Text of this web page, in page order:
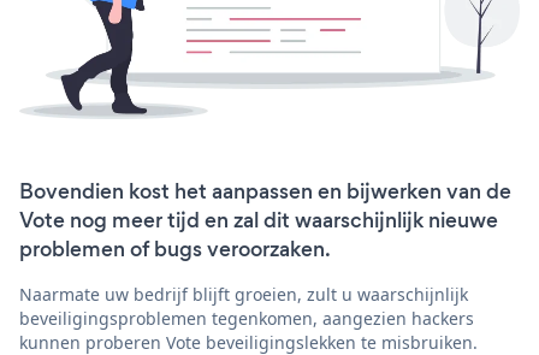
Bovendien kost het aanpassen en bijwerken van de
Vote nog meer tijd en zal dit waarschijnlijk nieuwe
problemen of bugs veroorzaken.
Naarmate uw bedrijf blijft groeien, zult u waarschijnlijk
beveiligingsproblemen tegenkomen, aangezien hackers
kunnen proberen Vote beveiligingslekken te misbruiken.